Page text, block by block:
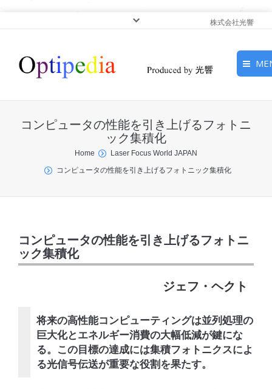
株式会社光響
ピックアップ
サービス
コンピュータの性能を引き上げるフォトニ
ック集積化
You are here:Home
Laser Focus World JAPAN
コンピュータの性能を引き上げるフォトニック集積化
コンピュータの性能を引き上げるフォトニ
ック集積化
ジェフ・ヘクト
将来の高性能コンピューティングは並列処理の
巨大化とエネルギー消費の大幅低減が鍵にな
る。この目標の達成には集積フォトニクスによ
る光信号伝送が重要な役割を果たす。